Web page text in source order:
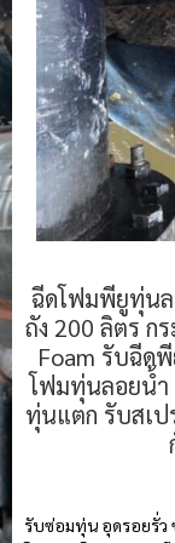
ฉีดโฟมพียูทุ่น
ถัง 200 ลิตร ก
Foam รับฉีด
โฟมทุ่นลอยน้ำ
ทุ่นแตก รับสเ
รับซ่อมทุ่น อุดรอยรั่ว